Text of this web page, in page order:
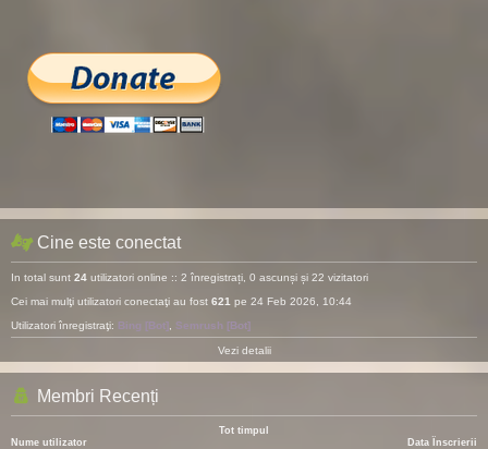
Cine este conectat
In total sunt 24 utilizatori online :: 2 înregistrați, 0 ascunși și 22 vizitatori
Cei mai mulţi utilizatori conectaţi au fost 621 pe 24 Feb 2026, 10:44
Utilizatori înregistraţi: Bing [Bot] Semrush [Bot]
Vezi detalii
Membri Recenți
Tot timpul
Nume utilizator
Data Înscrierii